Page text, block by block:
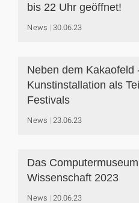
bis 22 Uhr geöffnet!
News 30.06.23
Neben dem Kakaofeld
Kunstinstallation als
Festivals
News 23.06.23
Das
Wissenschaft 2023
News 20.06.23